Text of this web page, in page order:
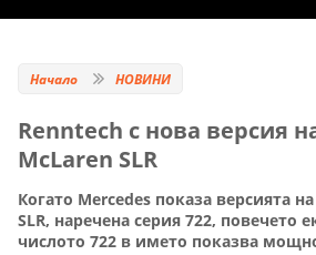
Начало НОВИНИ
Renntech с нова версия
McLaren SLR
Когато Mercedes показа версията
SLR, наречена серия 722, повечето
числото 722 в името показва